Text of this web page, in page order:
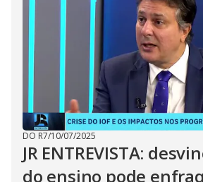
DO R7/10/07/2025
JR ENTREVISTA:
do ensino pode